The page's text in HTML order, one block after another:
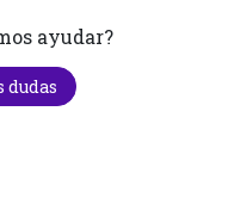
ayudar?
dudas